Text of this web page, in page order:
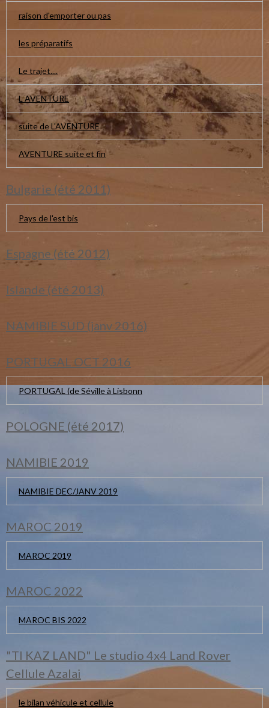
raison d'emporter ou pas
les préparatifs
Le trajet....
L AVENTURE
suite de L'AVENTURE
AVENTURE suite et fin
Bulgarie (été 2011)
Pays de l'est bis
Espagne (été 2012)
Islande (été 2013)
NAMIBIE SUD (janv 2016)
PORTUGAL OCT 2016
PORTUGAL (de Séville à Lisbonn
POLOGNE (été 2017)
NAMIBIE 2019
NAMIBIE DEC/JANV 2019
MAROC 2019
MAROC 2019
MAROC 2022
MAROC BIS 2022
"TI KAZ LAND" Le studio 4x4 Land Rover
Cellule Azalai
le bilan véhicule et cellule